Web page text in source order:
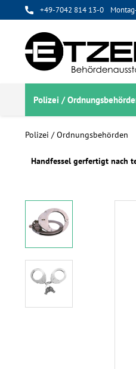
+49-7042 814 13-0
Polizei /
Polizei / Ordnungsbehörden
Handfessel gerfertigt nach